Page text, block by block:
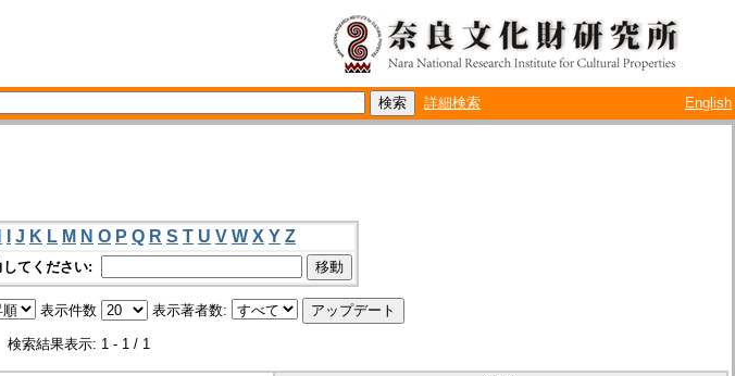
詳細検索 English
J K L M N O P Q R S T U V W X Y Z
てください:
表示件数 表示著者数:
検索結果表示: 1 - 1 / 1